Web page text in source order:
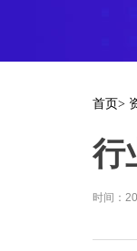
首页>
行
时间：